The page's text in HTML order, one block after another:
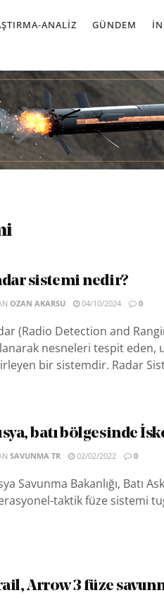
ANALIZ GÜNDEM
sistemi nedir?
OZAN AKARSU 04/10/2024 0
(Radio Detection and
nesneleri tespit eden,
bir sistemdir. Radar
batı bölgesinde
SAVUNMA TR 02/02/2022 0
Savunma Bakanlığı, Batı
taktik füze sistemi
Arrow 3 füze